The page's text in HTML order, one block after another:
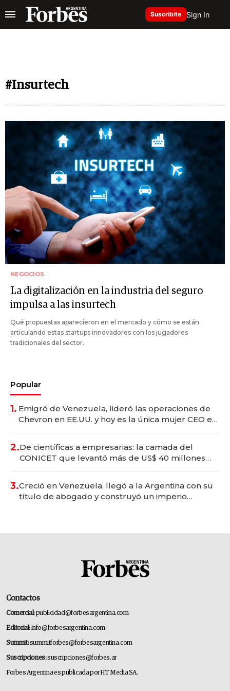
Suscribite Sign In
#Insurtech
NEGOCIOS
La digitalización en la industria del seguro
impulsa a las insurtech
Qué propuestas aparecieron en el mercado y cómo se están
articulando estas startups innovadores con los jugadores
tradicionales del sector.
Popular
1. Emigró de Venezuela, lideró las operaciones de
Chevron en EE.UU. y hoy es la única mujer CEO en
2.De científicas a empresarias: la camada del
CONICET que levantó más de US$ 40 millones
3.Creció en Venezuela, llegó a la Argentina con su
título de abogado y construyó un imperio
Contactos
Comercial:publicidad@forbesargentina.com
Editorial:info@forbesargentina.com
Summit:summitforbes@forbesargentina.com
Suscripciones:suscripciones@forbes.ar
Forbes Argentina es publicada por HT Media SA.